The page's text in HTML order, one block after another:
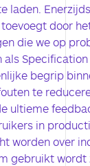
laden.
door
die we op
begrip
te
ultieme
in
worden over
gebruikt wordt